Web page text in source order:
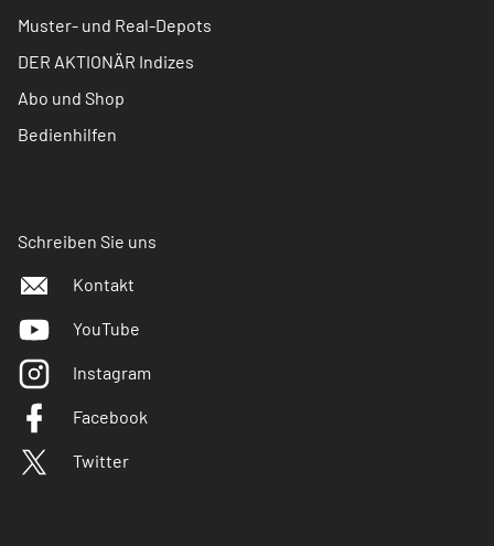
Muster- und Real-Depots
DER AKTIONÄR Indizes
Abo und Shop
Bedienhilfen
Schreiben Sie uns
Kontakt
YouTube
Instagram
Facebook
Twitter